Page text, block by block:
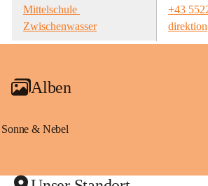
Mittelschule
Zwischenwasser
+43
Alben
Sonne & Nebel